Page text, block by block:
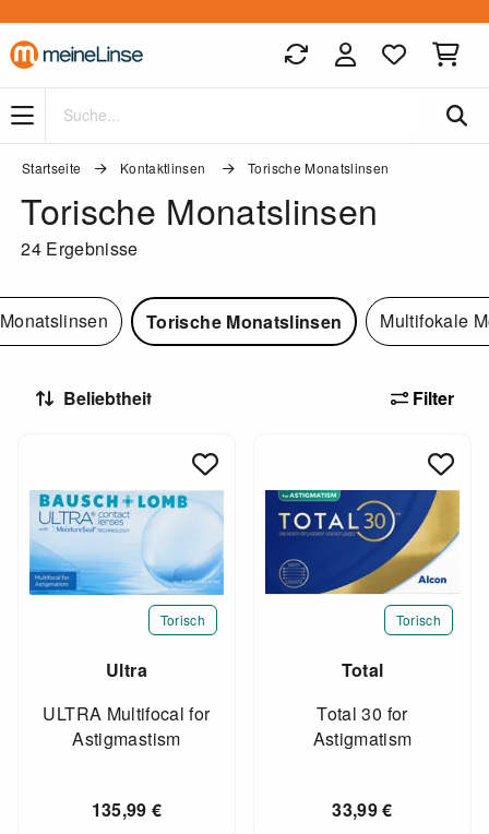
Zum Hauptinhalt springen
Startseite Kontaktlinsen Torische Monatslinsen
Torische Monatslinsen
24 Ergebnisse
Torische Monatslinsen Multifokale
Filter
Torisch
Ultra
ULTRA Multifocal for
Astigmastism
135,99€
Torisch
Total
Total 30 for
Astigmatism
33,99€